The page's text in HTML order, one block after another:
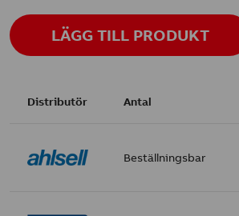
LÄGG TILL PRODUKT
Distributör Antal
Beställningsbar